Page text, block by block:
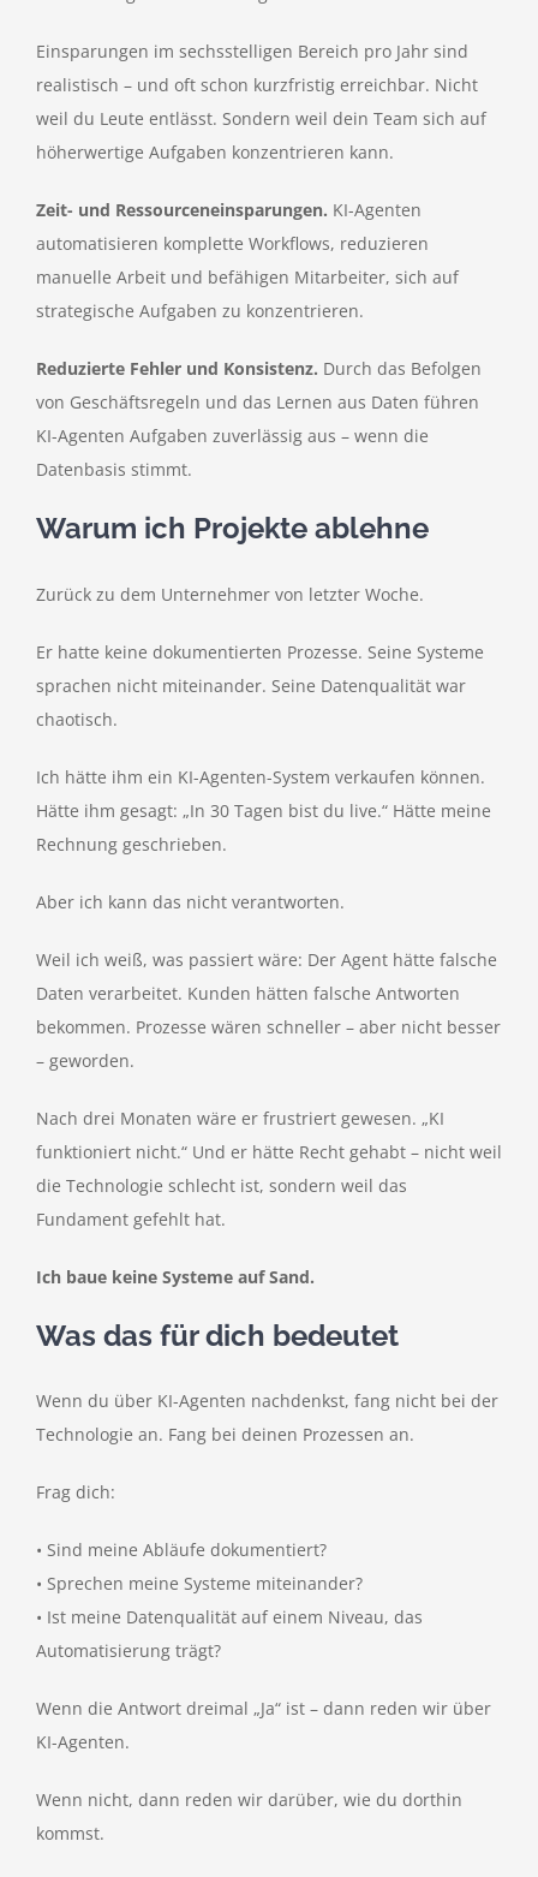
Einsparungen im sechsstelligen Bereich pro Jahr sind
realistisch – und oft schon kurzfristig erreichbar. Nicht
weil du Leute entlässt. Sondern weil dein Team sich auf
höherwertige Aufgaben konzentrieren kann.
Zeit- und Ressourceneinsparungen. KI-Agenten
automatisieren komplette Workflows, reduzieren
manuelle Arbeit und befähigen Mitarbeiter, sich auf
strategische Aufgaben zu konzentrieren.
Reduzierte Fehler und Konsistenz. Durch das Befolgen
von Geschäftsregeln und das Lernen aus Daten führen
KI-Agenten Aufgaben zuverlässig aus – wenn die
Datenbasis stimmt.
Warum ich Projekte ablehne
Zurück zu dem Unternehmer von letzter Woche.
Er hatte keine dokumentierten Prozesse. Seine Systeme
sprachen nicht miteinander. Seine Datenqualität war
chaotisch.
Ich hätte ihm ein KI-Agenten-System verkaufen können.
Hätte ihm gesagt: „In 30 Tagen bist du live.“ Hätte meine
Rechnung geschrieben.
Aber ich kann das nicht verantworten.
Weil ich weiß, was passiert wäre: Der Agent hätte falsche
Daten verarbeitet. Kunden hätten falsche Antworten
bekommen. Prozesse wären schneller – aber nicht besser
– geworden.
Nach drei Monaten wäre er frustriert gewesen. „KI
funktioniert nicht.“ Und er hätte Recht gehabt – nicht weil
die Technologie schlecht ist, sondern weil das
Fundament gefehlt hat.
Ich baue keine Systeme auf Sand.
Was das für dich bedeutet
Wenn du über KI-Agenten nachdenkst, fang nicht bei der
Technologie an. Fang bei deinen Prozessen an.
Frag dich:
• Sind meine Abläufe dokumentiert?
• Sprechen meine Systeme miteinander?
• Ist meine Datenqualität auf einem Niveau, das
Automatisierung trägt?
Wenn die Antwort dreimal „Ja“ ist – dann reden wir über
KI-Agenten.
Wenn nicht, dann reden wir darüber, wie du dorthin
kommst.